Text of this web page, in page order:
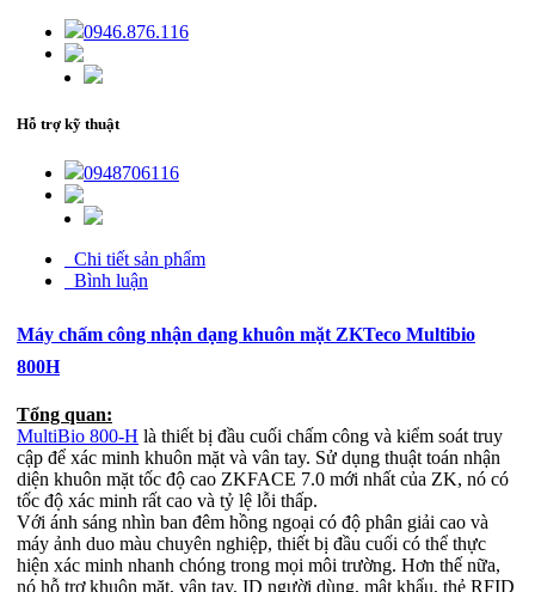
0946.876.116
Hỗ trợ kỹ thuật
0948706116
Chi tiết sản phẩm
Bình luận
Máy chấm công nhận dạng khuôn mặt ZKTeco Multibio
800H
Tổng quan:
MultiBio 800-H là thiết bị đầu cuối chấm công và kiểm soát truy
cập để xác minh khuôn mặt và vân tay. Sử dụng thuật toán nhận
diện khuôn mặt tốc độ cao ZKFACE 7.0 mới nhất của ZK, nó có
tốc độ xác minh rất cao và tỷ lệ lỗi thấp.
Với ánh sáng nhìn ban đêm hồng ngoại có độ phân giải cao và
máy ảnh duo màu chuyên nghiệp, thiết bị đầu cuối có thể thực
hiện xác minh nhanh chóng trong mọi môi trường. Hơn thế nữa,
nó hỗ trợ khuôn mặt, vân tay, ID người dùng, mật khẩu, thẻ RFID